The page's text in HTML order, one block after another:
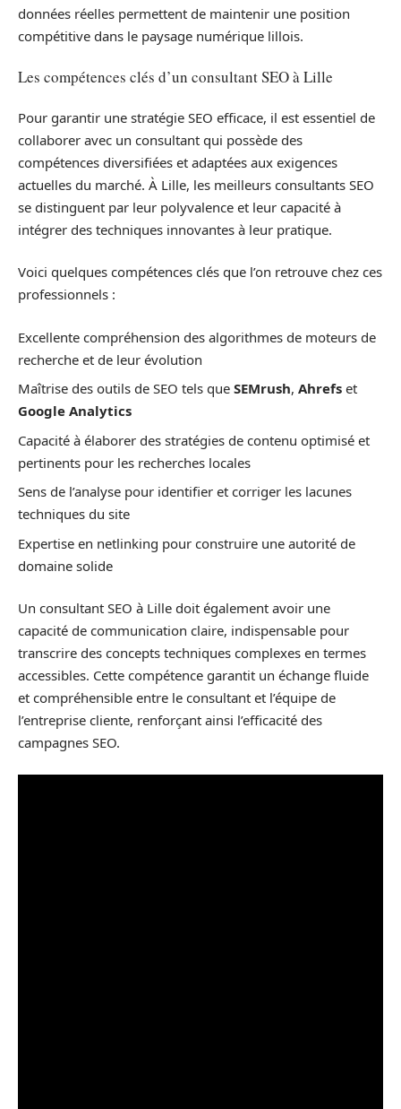
données réelles permettent de maintenir une position
compétitive dans le paysage numérique lillois.
Les compétences clés d’un consultant SEO à Lille
Pour garantir une stratégie SEO efficace, il est essentiel de
collaborer avec un consultant qui possède des
compétences diversifiées et adaptées aux exigences
actuelles du marché. À Lille, les meilleurs consultants SEO
se distinguent par leur polyvalence et leur capacité à
intégrer des techniques innovantes à leur pratique.
Voici quelques compétences clés que l’on retrouve chez ces
professionnels :
Excellente compréhension des algorithmes de moteurs de
recherche et de leur évolution
Maîtrise des outils de SEO tels que SEMrush, Ahrefs et
Google Analytics
Capacité à élaborer des stratégies de contenu optimisé et
pertinents pour les recherches locales
Sens de l’analyse pour identifier et corriger les lacunes
techniques du site
Expertise en netlinking pour construire une autorité de
domaine solide
Un consultant SEO à Lille doit également avoir une
capacité de communication claire, indispensable pour
transcrire des concepts techniques complexes en termes
accessibles. Cette compétence garantit un échange fluide
et compréhensible entre le consultant et l’équipe de
l’entreprise cliente, renforçant ainsi l’efficacité des
campagnes SEO.